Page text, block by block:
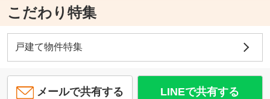
こだわり特集
戸建て物件特集
メールで共有する LINEで共有する